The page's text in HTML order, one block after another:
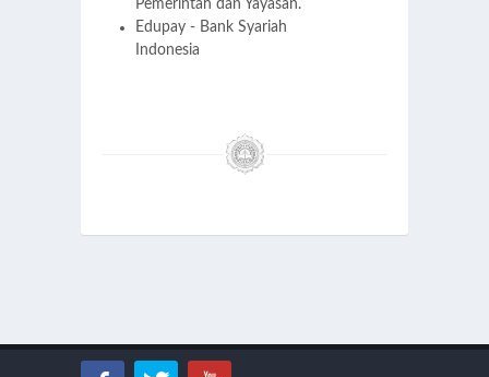
Pemerintah dan Yayasan.
Edupay - Bank Syariah
Indonesia